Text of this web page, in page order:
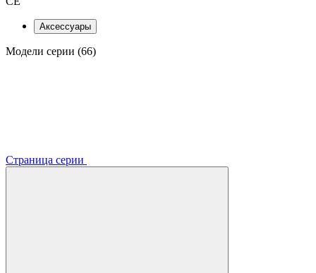
Аксессуары
Модели серии (66)
Страница серии